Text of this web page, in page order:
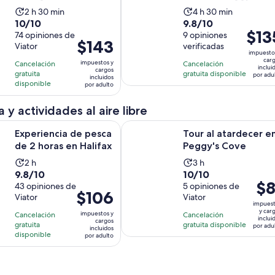
La
actividad
dura
2
horas
y
30
2 h 30 min
10.0
de
10
con
74
opiniones
10/10
74 opiniones de
Viator
Cancelación
gratuita
disponible
El
precio
es
de
$143.
por
adulto
$143
impuestos y
cargos
incluidos
por adulto
Cove
La
actividad
dura
4
horas
y
30
4 h 30 min
9.8
de
10
con
9
opiniones
9.8/10
9 opiniones
verificadas
Cancelación
gratuita disponible
El
precio
es
de
$135.
por
y actividades al aire libre
Experiencia de pesca
de 2 horas en Halifax
La
actividad
dura
2
horas
2 h
9.8
de
10
con
43
opiniones
9.8/10
43 opiniones de
Viator
Cancelación
gratuita
disponible
El
precio
es
de
$106.
$106
impuestos y
cargos
incluidos
por adulto
de pesca de 2 horas en Halifax Se abrirá en una nueva
Tour al atardecer
Peggy's Cove
La
actividad
dura
3
horas
3 h
10.0
de
10
con
5
opiniones
10/10
5 opiniones de
Viator
Cancelación
gratuita disponible
El
es
de
$81.
y
por
Tour al atardecer en Peggy's Cove